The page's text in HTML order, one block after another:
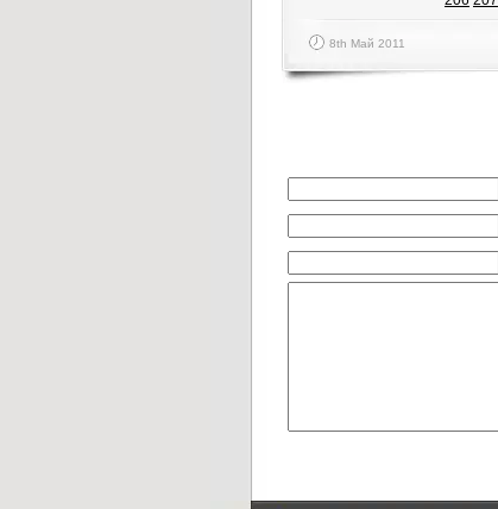
8th Май 2011